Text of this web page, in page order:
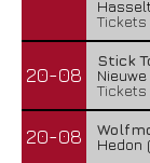
Hasselt
Tickets
20-08
Stick
Tickets
20-08
Hedon